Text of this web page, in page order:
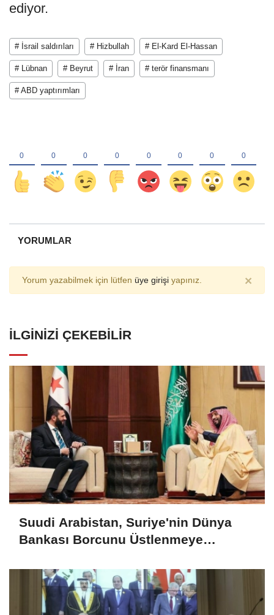
ediyor.
# İsrail saldırıları # Hizbullah # El-Kard El-Hassan
# Lübnan # Beyrut # İran # terör finansmanı
# ABD yaptırımları
YORUMLAR
Yorum yazabilmek için lütfen üye girişi yapınız. ×
İLGINIZI ÇEKEBILIR
Suudi Arabistan, Suriye'nin Dünya
Bankası Borcunu Üstlenmeye